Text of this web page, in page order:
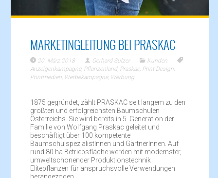
MARKETINGLEITUNG BEI PRASKAC
20. März 2018 Gerhard Sulzer
Kunden
Anzeigenkampagne, Pflanzenland, Praskac, Print Design,
Printmedien, Werbekampagne, Werbung
1875 gegründet, zählt PRASKAC seit langem zu den
größten und erfolgreichsten Baumschulen
Österreichs. Sie wird bereits in 5. Generation der
Familie von Wolfgang Praskac geleitet und
beschäftigt über 100 kompetente
BaumschulspezialistInnen und GärtnerInnen. Auf
rund 80 ha Betriebsfläche werden mit modernster,
umweltschonender Produktionstechnik
Elitepflanzen für anspruchsvolle Verwendungen